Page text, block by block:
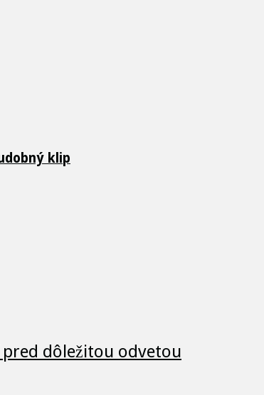
klip
dôležitou odvetou